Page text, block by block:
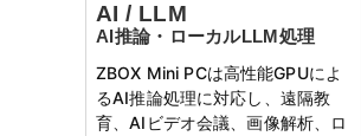
AI / LLM
AI推論・ローカルLLM処理
ZBOX Mini PCは高性能GPUによ
るAI推論処理に対応し、遠隔教
育、AIビデオ会議、画像解析、ロ